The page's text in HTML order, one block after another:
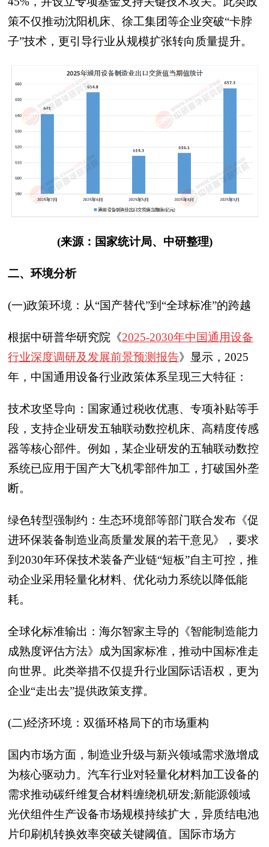
策不仅推动沈阳机床、徐工集团等企业突破“卡脖
子”技术，更引导行业从规模扩张转向质量提升。
(来源：国家统计局、中研整理)
二、环境分析
(一)政策环境：从“国产替代”到“全球标准”的跨越
根据中研普华研究院《2025-2030年中国通用设备
行业深度调研及发展前景预测报告》显示，2025
年，中国通用设备行业政策体系呈现三大特征：
技术攻坚导向：国家通过税收优惠、专项补贴等手
段，支持企业研发五轴联动数控机床、高精度传感
器等核心部件。例如，某企业研发的五轴联动数控
系统已应用于国产大飞机零部件加工，打破国外垄
断。
绿色转型强制约：生态环境部等部门联合发布《促
进环保装备制造业高质量发展的若干意见》，要求
到2030年环保技术装备产业链“短板”自主可控，推
动企业采用轻量化材料、优化动力系统以降低能
耗。
全球化标准输出：海尔智家主导的《智能制造能力
成熟度评估方法》成为国家标准，推动中国标准走
向世界。此类举措不仅提升行业国际话语权，更为
企业“走出去”提供政策支撑。
(二)经济环境：双循环格局下的市场重构
国内市场方面，制造业升级与新兴领域需求激增成
为核心驱动力。汽车行业对轻量化材料加工设备的
需求推动碳纤维复合材料缠绕机研发;新能源领域
光伏组件生产设备市场规模持续扩大，异质结电池
片印刷机转换效率突破关键阈值。国际市场方